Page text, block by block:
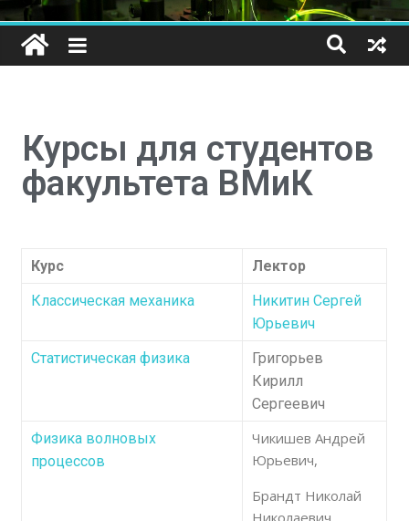
Курсы для студентов
факультета ВМиК
Курс
Лектор
Классическая механика
Никитин Сергей
Юрьевич
Статистическая физика
Григорьев
Кирилл
Сергеевич
Физика волновых
процессов
Чикишев Андрей
Юрьевич,
Брандт Николай
Николаевич